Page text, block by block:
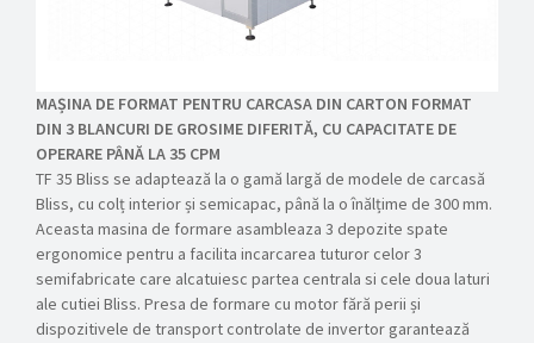
MAȘINA DE FORMAT PENTRU CARCASA DIN CARTON FORMAT
DIN 3 BLANCURI DE GROSIME DIFERITĂ, CU CAPACITATE DE
OPERARE PÂNĂ LA 35 CPM
TF 35 Bliss se adaptează la o gamă largă de modele de carcasă
Bliss, cu colț interior și semicapac, până la o înălțime de 300 mm.
Aceasta masina de formare asambleaza 3 depozite spate
ergonomice pentru a facilita incarcarea tuturor celor 3
semifabricate care alcatuiesc partea centrala si cele doua laturi
ale cutiei Bliss. Presa de formare cu motor fără perii și
dispozitivele de transport controlate de invertor garantează